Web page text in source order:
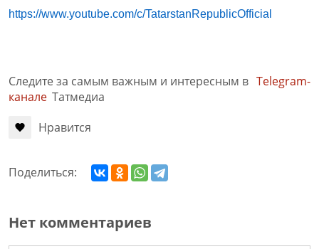
https://www.youtube.com/c/TatarstanRepublicOfficial
Следите за самым важным и интересным в Telegram-
канале Татмедиа
Нравится
Поделиться:
Нет комментариев